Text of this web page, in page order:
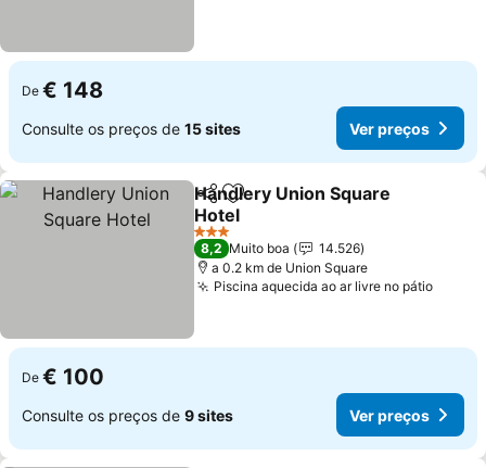
De € 148
Consulte os preços de 15 sites Ver preços
PartilharAdicionar aos favoritos
Handlery Union Square
Hotel
Ver preços
3 Estrelas
8,2 Muito boa
14.526
a 0.2 km de Union Square
Piscina aquecida ao ar livre no pátioVer
De € 100
Consulte os preços de 9 sites Ver preços